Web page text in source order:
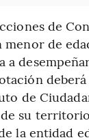
de
menor de
a
de
su
la entidad